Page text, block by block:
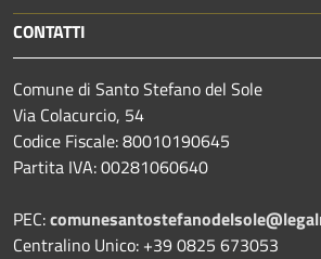
CONTATTI
Comune di Santo Stefano del Sole
Via Colacurcio, 54
Codice Fiscale: 80010190645
Partita IVA: 00281060640
PEC:
Centralino Unico: +39 0825 673053